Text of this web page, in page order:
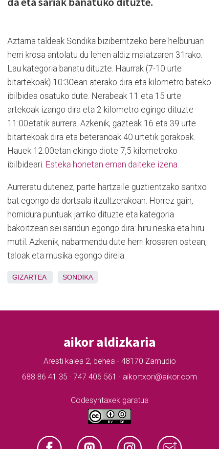
Aztarna taldeak Sondika biziberritzeko bere helburuan
herri krosa antolatu du lehen aldiz maiatzaren 31rako.
Lau kategoria banatu dituzte. Haurrak (7-10 urte
bitartekoak) 10:30ean aterako dira eta kilometro bateko
ibilbidea osatuko dute. Nerabeak 11 eta 15 urte
artekoak izango dira eta 2 kilometro egingo dituzte
11:00etatik aurrera. Azkenik, gazteak 16 eta 39 urte
bitartekoak dira eta beteranoak 40 urtetik gorakoak.
Hauek 12:00etan ekingo diote 7,5 kilometroko
ibilbideari. Esteka honetan eman daiteke izena.
Aurreratu dutenez, parte hartzaile guztientzako saritxo
bat egongo da dortsala itzultzerakoan. Horrez gain,
hornidura puntuak jarriko dituzte eta kategoria
bakoitzean sei saridun egongo dira: hiru neska eta hiru
mutil. Azkenik, nabarmendu dute herri krosaren ostean,
taloak eta musika egongo direla.
GIZARTEA SONDIKA
aikor aldizkaria
Aresti kalea 2, behea - 48170 Zamudio
688 86 41 35 · 747 406 561 · aikortxori@aikor.com
Codesyntaxek garatua